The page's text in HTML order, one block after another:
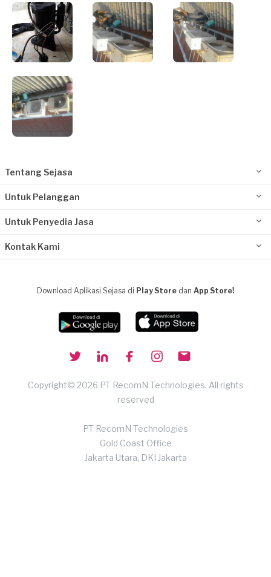
Tentang Sejasa
Untuk Pelanggan
Untuk Penyedia Jasa
Kontak Kami
Download Aplikasi Sejasa di Play Store dan App Store!
Copyright© 2026 PT RecomN Technologies, All rights
reserved
PT RecomN Technologies
Gold Coast Office
Jakarta Utara, DKI Jakarta